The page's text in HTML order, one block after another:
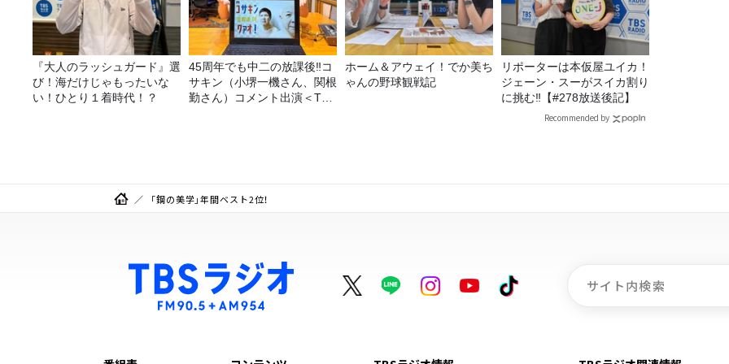
『大人のラッシュガード』選
び！海だけじゃもったいな
い！ひとり１着時代！？
45周年でも中二の放課後‼コ
サキン（小堺一機さん、関根
勤さん）コメント出演＜TBS
ホーム＆アウェイ！でか美ち
ゃんの野球観戦記
リポーターは本仮屋ユイカ！
ジェーン・スーがスイカ割り
に挑む‼【#278放送後記】
Recommended by
「鋼の美学」年間ベスト2位！